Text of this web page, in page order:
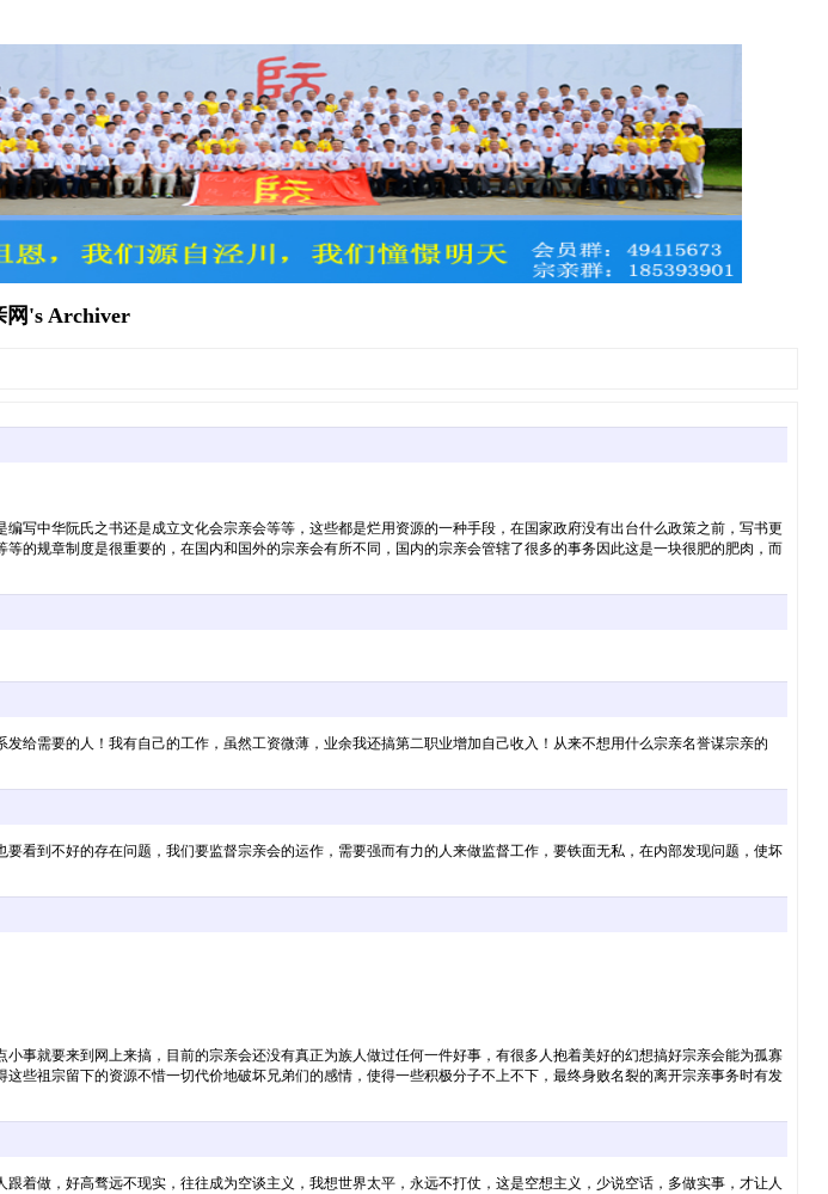
网's Archiver
写中华阮氏之书还是成立文化会宗亲会等等，这些都是烂用资源的一种手段，在国家政府没有出台什么政策之前，写书更
的规章制度是很重要的，在国内和国外的宗亲会有所不同，国内的宗亲会管辖了很多的事务因此这是一块很肥的肥肉，而
给需要的人！我有自己的工作，虽然工资微薄，业余我还搞第二职业增加自己收入！从来不想用什么宗亲名誉谋宗亲的
看到不好的存在问题，我们要监督宗亲会的运作，需要强而有力的人来做监督工作，要铁面无私，在内部发现问题，使坏
事就要来到网上来搞，目前的宗亲会还没有真正为族人做过任何一件好事，有很多人抱着美好的幻想搞好宗亲会能为孤寡
些祖宗留下的资源不惜一切代价地破坏兄弟们的感情，使得一些积极分子不上不下，最终身败名裂的离开宗亲事务时有发
着做，好高骛远不现实，往往成为空谈主义，我想世界太平，永远不打仗，这是空想主义，少说空话，多做实事，才让人